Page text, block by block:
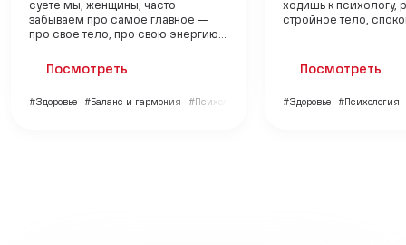
суете мы, женщины, часто
забываем про самое главное —
про свое тело, про свою энергию...
Посмотреть
#Здоровье #Баланс и гармония #Психология
ходишь к психологу,
стройное тело,
Посмотреть
#Здоровье #Психология